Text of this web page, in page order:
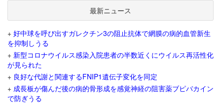
最新ニュース
+ 好中球を呼び出すガレクチン3の阻止抗体で網膜の病的血管新生
を抑制しうる
+ 新型コロナウイルス感染入院患者の半数近くにウイルス再活性化
が見られた
+ 良好な代謝と関連するFNIP1遺伝子変化を同定
+ 成長板が傷んだ後の病的骨形成を感覚神経の阻害薬ブピバカイン
で防ぎうる